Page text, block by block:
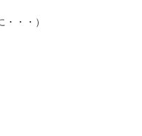
・・）